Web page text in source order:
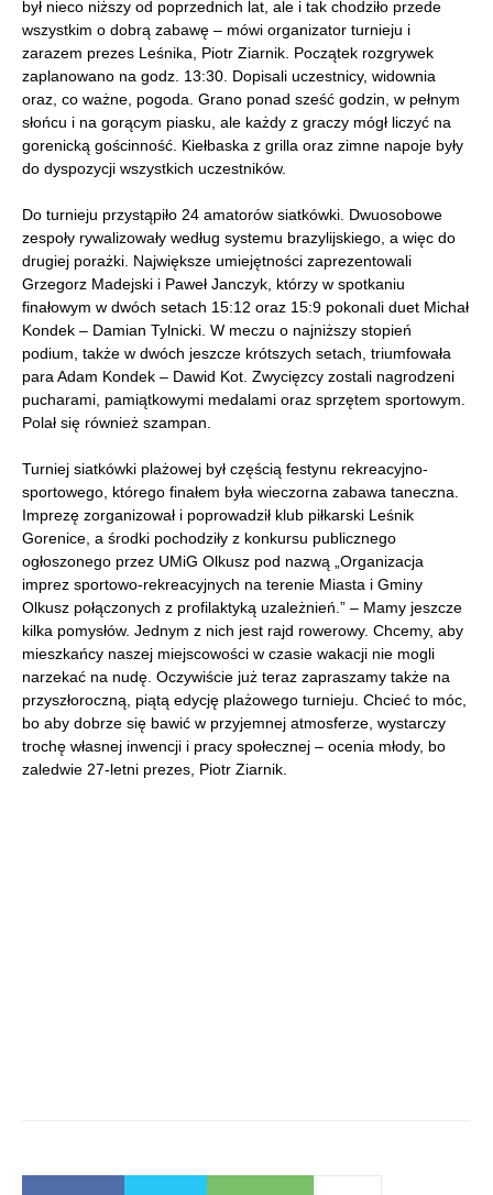
był nieco niższy od poprzednich lat, ale i tak chodziło przede
wszystkim o dobrą zabawę – mówi organizator turnieju i
zarazem prezes Leśnika, Piotr Ziarnik. Początek rozgrywek
zaplanowano na godz. 13:30. Dopisali uczestnicy, widownia
oraz, co ważne, pogoda. Grano ponad sześć godzin, w pełnym
słońcu i na gorącym piasku, ale każdy z graczy mógł liczyć na
gorenicką gościnność. Kiełbaska z grilla oraz zimne napoje były
do dyspozycji wszystkich uczestników.
Do turnieju przystąpiło 24 amatorów siatkówki. Dwuosobowe
zespoły rywalizowały według systemu brazylijskiego, a więc do
drugiej porażki. Największe umiejętności zaprezentowali
Grzegorz Madejski i Paweł Janczyk, którzy w spotkaniu
finałowym w dwóch setach 15:12 oraz 15:9 pokonali duet Michał
Kondek – Damian Tylnicki. W meczu o najniższy stopień
podium, także w dwóch jeszcze krótszych setach, triumfowała
para Adam Kondek – Dawid Kot. Zwycięzcy zostali nagrodzeni
pucharami, pamiątkowymi medalami oraz sprzętem sportowym.
Polał się również szampan.
Turniej siatkówki plażowej był częścią festynu rekreacyjno-
sportowego, którego finałem była wieczorna zabawa taneczna.
Imprezę zorganizował i poprowadził klub piłkarski Leśnik
Gorenice, a środki pochodziły z konkursu publicznego
ogłoszonego przez UMiG Olkusz pod nazwą „Organizacja
imprez sportowo-rekreacyjnych na terenie Miasta i Gminy
Olkusz połączonych z profilaktyką uzależnień.” – Mamy jeszcze
kilka pomysłów. Jednym z nich jest rajd rowerowy. Chcemy, aby
mieszkańcy naszej miejscowości w czasie wakacji nie mogli
narzekać na nudę. Oczywiście już teraz zapraszamy także na
przyszłoroczną, piątą edycję plażowego turnieju. Chcieć to móc,
bo aby dobrze się bawić w przyjemnej atmosferze, wystarczy
trochę własnej inwencji i pracy społecznej – ocenia młody, bo
zaledwie 27-letni prezes, Piotr Ziarnik.